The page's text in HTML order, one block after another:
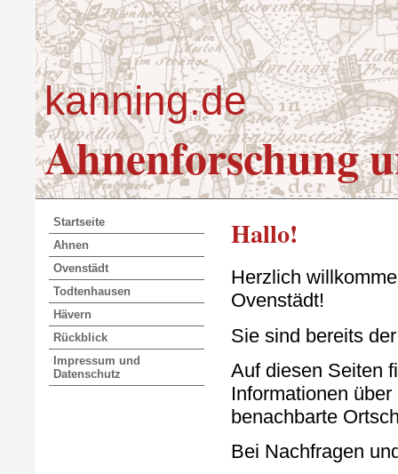
kanning.de
Ahnenforschung
Startseite
Ahnen
Ovenstädt
Todtenhausen
Hävern
Rückblick
Impressum und
Datenschutz
Hallo!
Herzlich
Ovenstädt!
Sie sind bereits
Auf diesen Seiten
Informationen
benachbarte
Bei Nachfragen